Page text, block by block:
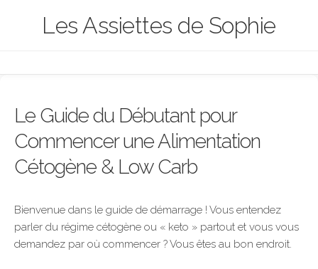
Les Assiettes de Sophie
Le Guide du Débutant pour
Commencer une Alimentation
Cétogène & Low Carb
Bienvenue dans le guide de démarrage ! Vous entendez
parler du régime cétogène ou « keto » partout et vous vous
demandez par où commencer ? Vous êtes au bon endroit.